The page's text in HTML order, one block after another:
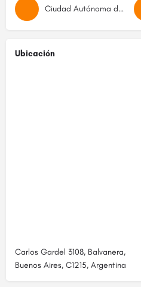
Ciudad Autónoma de Buenos Aires
Ubicación
Carlos Gardel 3108, Balvanera,
Buenos Aires, C1215, Argentina